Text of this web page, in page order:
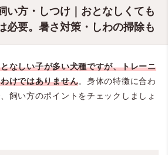
い方・しつけ｜おとなしくても
必要。暑さ対策・しわの掃除も
なしい子が多い犬種ですが、トレーニ
けではありません。身体の特徴に合わ
飼い方のポイントをチェックしましょ